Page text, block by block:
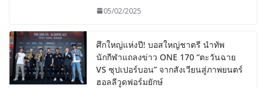
05/02/2025
ศึกใหญ่แห่งปี! บอสใหญ่ชาตรี นำทัพ
นักกีฬาแถลงข่าว ONE 170 “ตะวันฉาย
VS ซุปเปอร์บอน” จากสังเวียนสู่ภาพยนตร์
ฮอลลีวูดฟอร์มยักษ์